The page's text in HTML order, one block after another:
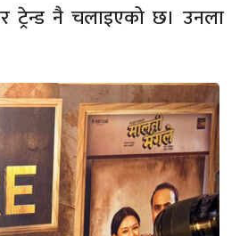
ट्रेन्ड नै चलाइएको छ। उनला